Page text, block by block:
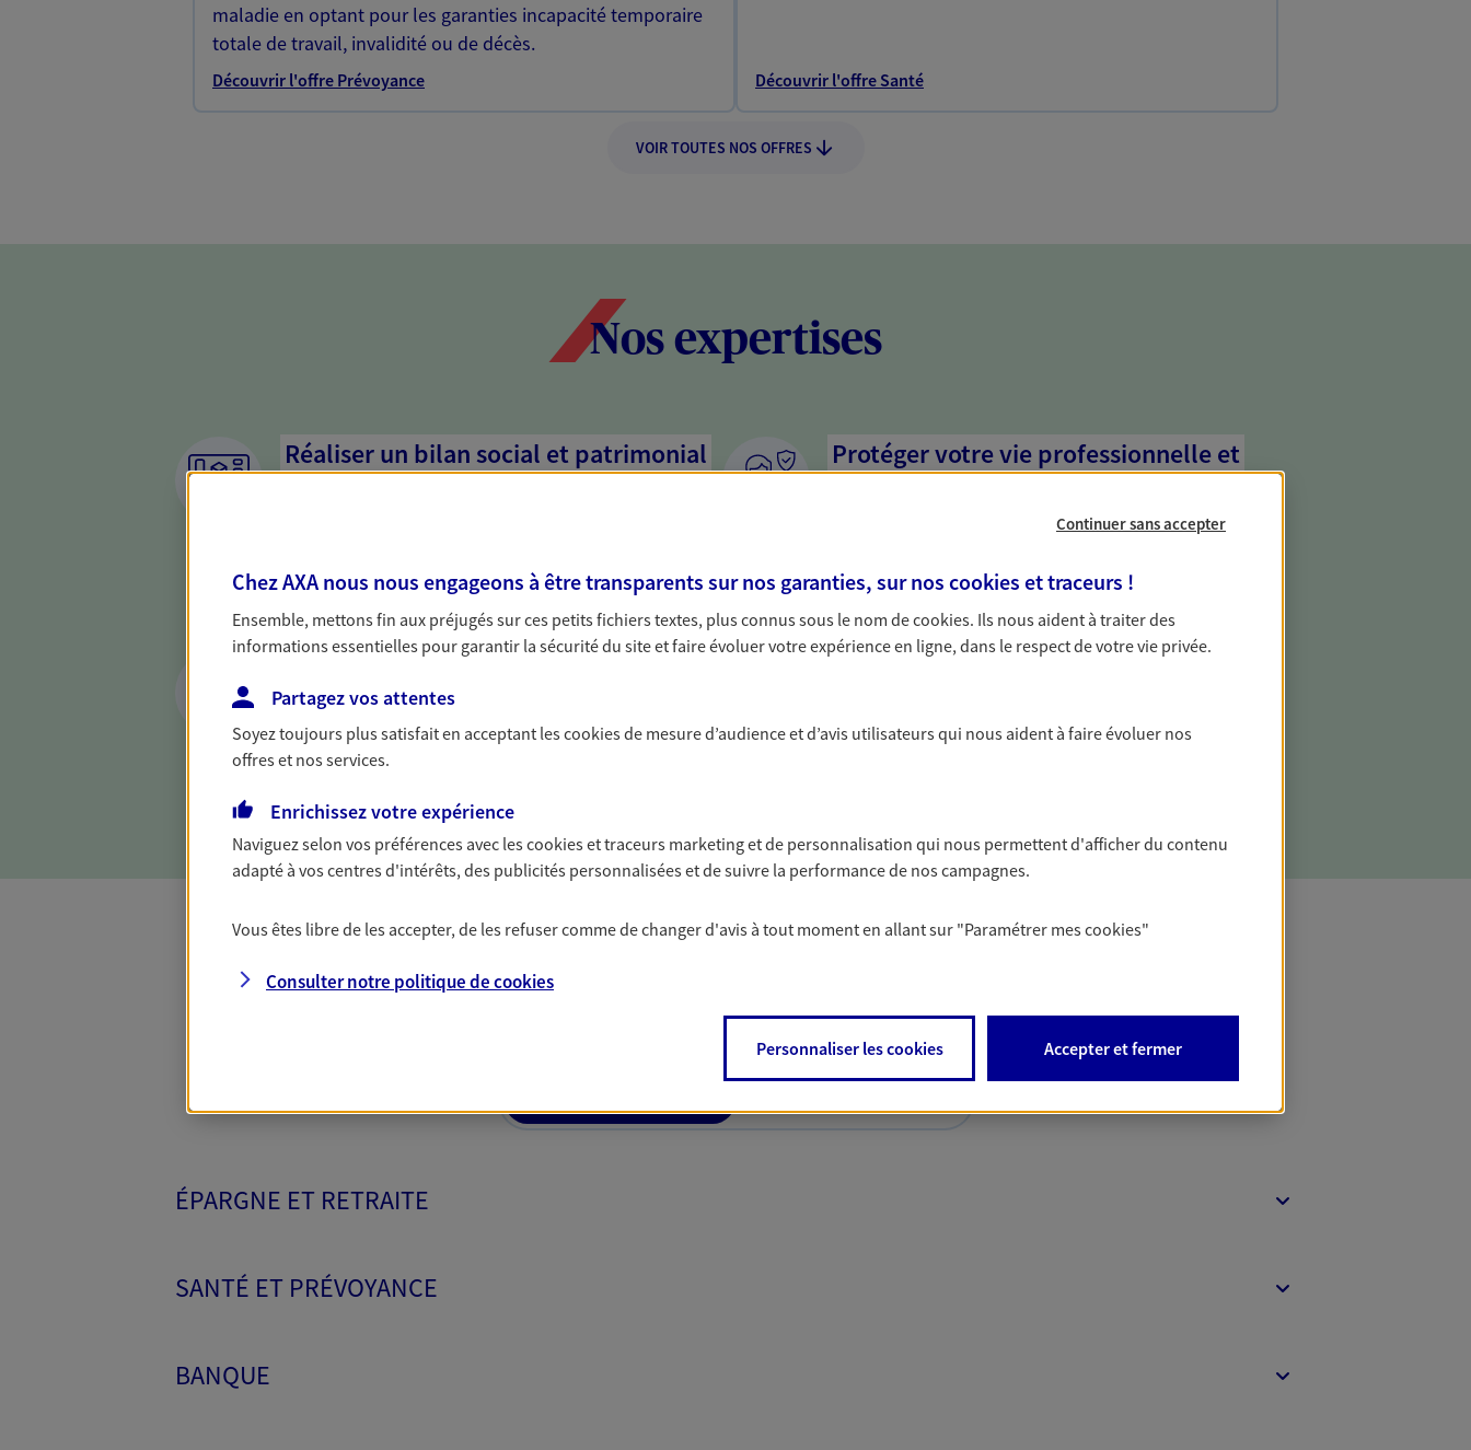
maladie en optant pour les garanties incapacité temporaire
totale de travail, invalidité ou de décès.
Découvrir l'offre Prévoyance Découvrir l'offre Santé
VOIR TOUTES NOS OFFRES
Nos expertises
Réaliser un bilan social et patrimonial
dresser un bilan complet de votre situation. Une analyse
solide pour vous formuler des conseils cohérents avec vos
besoins.
Protéger votre vie professionnelle et
Nous sommes à votre écoute pour vous proposer des
activité, mais aussi les risques liés à votre vie privée. Un seul
interlocuteur pour tous vos besoins, ça change tout.
Préparer et transmettre votre
succession
Préparer au mieux la transmission de votre patrimoine à
votre conjoint, vos enfants et vos proches en respectant vos
Accompagner les professionnels
activité, et vous protéger contre les aléas qui peuvent vous
Toutes nos solutions AXA Épargne et Protection
ÉPARGNE ET RETRAITE
SANTÉ ET PRÉVOYANCE
BANQUE
Continuer sans accepter
Chez AXA nous nous engageons à être transparents sur nos garanties, sur nos cookies et traceurs !
Ensemble, mettons fin aux préjugés sur ces petits fichiers textes, plus connus sous le nom decookies. Ils nous aident à traiter des
informations essentielles pour garantir la sécurité du site et faire évoluer votre expérience en ligne, dans le respect de votre vie privée.
Partagez vos attentes
Soyez toujours plus satisfait en acceptant lescookiesde mesure d’audience et d’avis utilisateurs qui nous aident à faire évoluer nos
offres et nos services.
Enrichissez votre expérience
Naviguez selon vos préférences avec lescookies et traceurs marketing et de personnalisation qui nous permettent d'afficher du contenu
adapté à vos centres d'intérêts, des publicités personnalisées et de suivre la performance de nos campagnes.
Vous êtes libre de les accepter, de les refuser comme de changer d'avis à tout moment en allant sur "Paramétrer mescookies"
Consulter notre politique decookies
Personnaliser les cookies Accepter et fermer